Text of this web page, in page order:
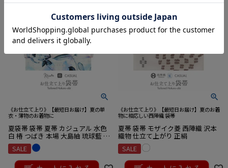
《お仕立て上り》【最短日お届け】夏の単
衣・薄物のお着物に
夏袋帯 袋帯 夏帯 カジュアル 水色
白 椿 つばき 本場 大島紬 琉球藍 古
代染色 壽紬工房 縞大島 純絹織物
仕立て上がり 新品
SALE
93,500のところ
《お仕立て上り》【最短日お届け】夏のお着
物に相応しい西陣織 袋帯
夏帯 袋帯 モザイク菱 西陣織 沢本
織物 仕立て上がり 正絹
SALE
41,800のところ